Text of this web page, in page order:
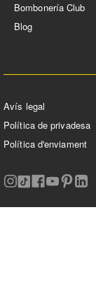
Bombonería Club
Blog
Avís legal
Política de privadesa
Política d'enviament